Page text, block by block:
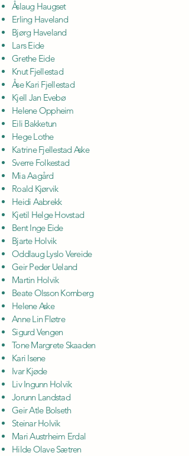
Åslaug Haugset
Erling Haveland
Bjørg Haveland
Lars Eide
Grethe Eide
Knut Fjellestad
Åse Kari Fjellestad
Kjell Jan Evebø
Helene Oppheim
Eili Bakketun
Hege Lothe
Katrine Fjellestad Aske
Sverre Folkestad
Mia Aagård
Roald Kjørvik
Heidi Aabrekk
Kjetil Helge Hovstad
Bent Inge Eide
Bjarte Holvik
Oddlaug Lyslo Vereide
Geir Peder Ueland
Martin Holvik
Beate Olsson Kornberg
Helene Aske
Anne Lin Fløtre
Sigurd Vengen
Tone Margrete Skaaden
Kari Isene
Ivar Kjøde
Liv Ingunn Holvik
Jorunn Landstad
Geir Atle Bolseth
Steinar Holvik
Mari Austrheim Erdal
Hilde Olave Sætren